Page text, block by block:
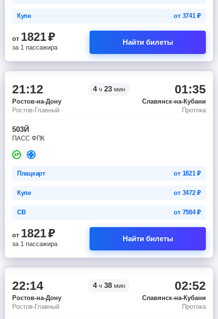
Купе от 3741₽
от 1821₽
за 1 пассажира
Найти билеты
21:12 4ч 23 мин 01:35
Ростов-на-Дону
Славянск-на-Кубани
Ростов-Главный
Протока
503Й
ПАСС ФПК
Плацкарт от 1821₽
Купе от 3472₽
СВ от 7984₽
от 1821₽
за 1 пассажира
Найти билеты
22:14 4ч 38 мин 02:52
Ростов-на-Дону
Славянск-на-Кубани
Ростов-Главный
Протока